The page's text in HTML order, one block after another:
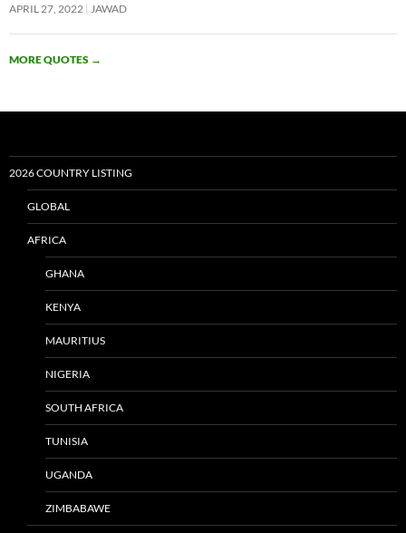
APRIL 27, 2022 JAWAD
MORE QUOTES →
2026 COUNTRY LISTING
GLOBAL
AFRICA
GHANA
KENYA
MAURITIUS
NIGERIA
SOUTH AFRICA
TUNISIA
UGANDA
ZIMBABAWE